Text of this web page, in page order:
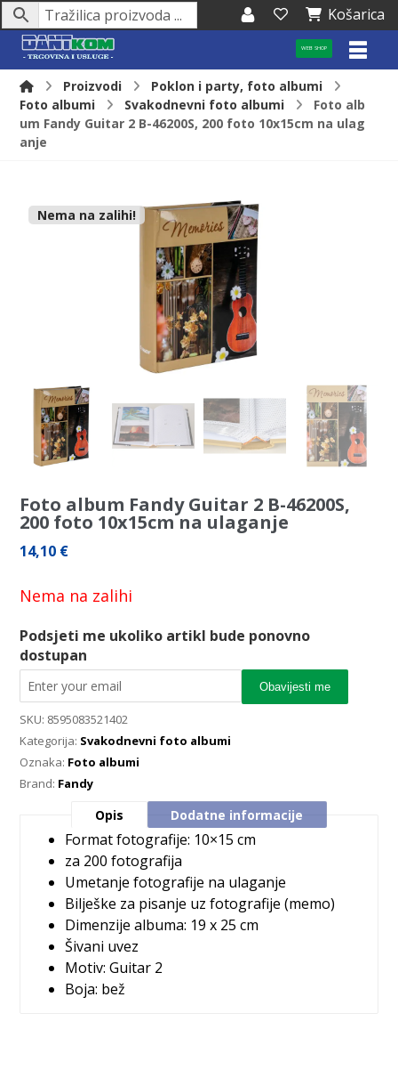
Košarica
WEB SHOP
Proizvodi
Poklon i party, foto albumi
Foto albumi
Svakodnevni foto albumi
Foto alb
um Fandy Guitar 2 B-46200S, 200 foto 10x15cm na ulag
anje
Nema na zalihi!
Foto album Fandy Guitar 2 B-46200S,
200 foto 10x15cm na ulaganje
14,10 €
Nema na zalihi
Podsjeti me ukoliko artikl bude ponovno
dostupan
Obavijesti me
SKU: 8595083521402
Kategorija: Svakodnevni foto albumi
Oznaka: Foto albumi
Brand: Fandy
Opis Dodatne informacije
Format fotografije: 10×15 cm
za 200 fotografija
Umetanje fotografije na ulaganje
Bilješke za pisanje uz fotografije (memo)
Dimenzije albuma: 19 x 25 cm
Šivani uvez
Motiv: Guitar 2
Boja: bež